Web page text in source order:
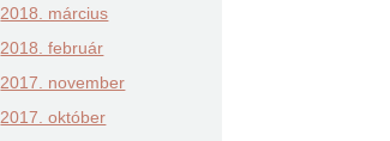
2018. március
2018. február
2017. november
2017. október